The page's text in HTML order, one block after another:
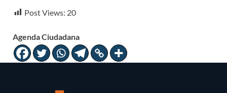
Post Views: 20
Agenda Ciudadana